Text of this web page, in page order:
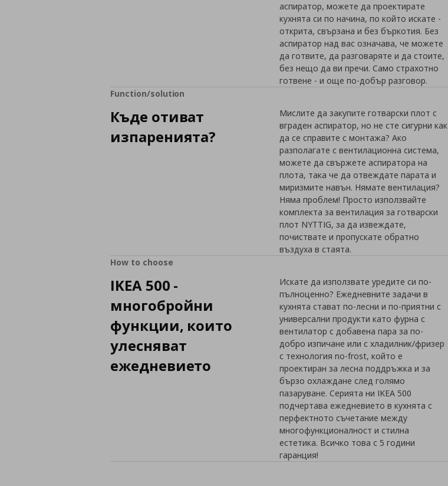
аспиратор, можете да проектирате
кухнята си по начина, по който искате -
открита, свързана и без бъркотия. Без
аспиратор над вас означава, че можете
да готвите, да разговаряте и да стоите,
без нещо да ви пречи. Само страхотно
готвене - и още по-добър разговор.
Function/solution
Къде отиват
изпаренията?
Мислите да закупите готварски плот с
вграден аспиратор, но не сте сигурни как
да се справите с монтажа? Ако
разполагате с вентилационна система,
можете да свържете аспиратора на
плота, така че да отвеждате парата и
миризмите навън. Нямате вентилация?
Няма проблем! Просто използвайте
комплекта за вентилация за готварски
плот NYTTIG, за да извеждате,
почиствате и пропускате обратно
въздуха в стаята.
How to choose
IKEA 500 -
многобройни
функции, които
улесняват
ежедневието
Искате да използвате уредите си по-
пълноценно? Ежедневните задачи в
кухнята стават по-лесни и по-приятни с
универсални продукти като фурна с
вентилатор с добавена пара за по-
добро изпичане или с хладилник/фризер
с технология no-frost, който е
проектиран за лесна поддръжка и за
бързо охлаждане след голямо
пазаруване. Серията ни IKEA 500
подчертава ежедневието в кухнята с
перфектното съчетание между
многофункционалност и стилна
естетика. Всичко това с 5 години
гаранция!